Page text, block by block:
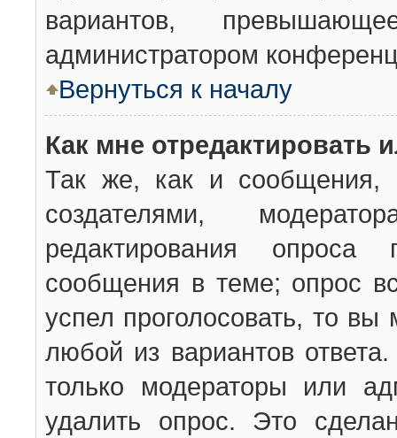
вариантов,
администратором
Вернуться к началу
Как мне отредактировать
Так же, как и сообщения,
создателями,
редактирования опроса
сообщения в теме; опрос
успел проголосовать, то вы
любой из вариантов
только модераторы или
удалить опрос. Это